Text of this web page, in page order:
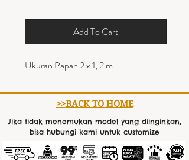
Add To Cart
Ukuran Papan 2 x 1, 2 m
>>BACK TO HOME
Jika tidak menemukan model yang diinginkan,
bisa hubungi kami untuk customize